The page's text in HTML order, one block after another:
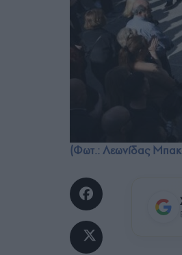
(Φωτ.: Λεωνίδας